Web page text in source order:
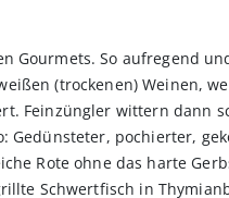
Gourmets. So aufregend
(trockenen) Weinen,
Feinzüngler wittern dann
Gedünsteter, pochierter,
Rote ohne das harte
Schwertfisch in